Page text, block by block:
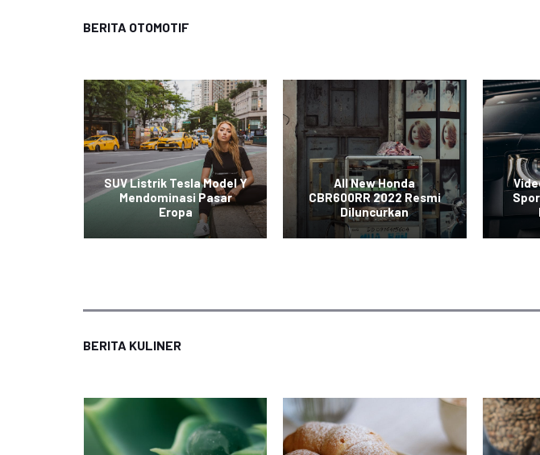
BERITA OTOMOTIF
SUV Listrik Tesla Model Y
Mendominasi Pasar
Eropa
All New Honda
CBR600RR 2022 Resmi
Diluncurkan
BERITA KULINER